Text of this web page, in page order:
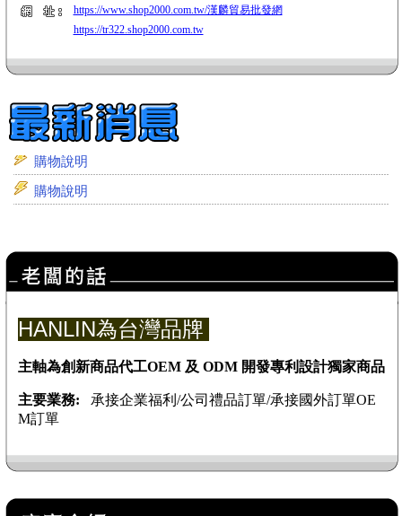
https://www.shop2000.com.tw/漢麟貿易批發網
https://tr322.shop2000.com.tw
購物說明
購物說明
HANLIN為台灣品牌
主軸為創新商品代工OEM 及 ODM 開發專利設計獨家商品
主要業務: 承接企業福利/公司禮品訂單/承接國外訂單OE
M訂單